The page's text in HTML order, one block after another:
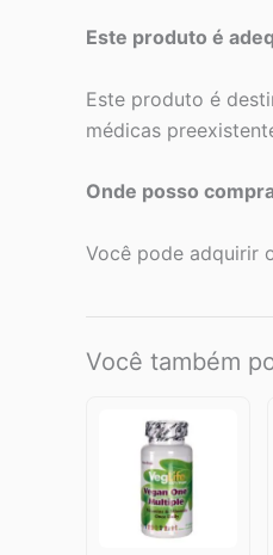
Este produto é
Este produto é
médicas
Onde posso
Você pode adquirir
Você também